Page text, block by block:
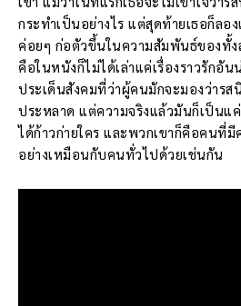
กระทำเป็นอย่างไร แต่สุดท้ายเธอก็ลอ
ค่อยๆ ก่อตัวขึ้นในความสัมพันธ์ของทั้ง
คือในหนังก็ไม่ได้เล่าแค่เรื่องราวรักอั
ประเด็นสังคมที่ว่าผู้คนมักจะมองว่าร
ประหลาด แต่ความจริงแล้วมันก็เป็น
ได้ก้าวก่ายใคร และพวกเขาก็คือคนที่
อย่างเหมือนกับคนทั่วไปด้วยเช่นกัน